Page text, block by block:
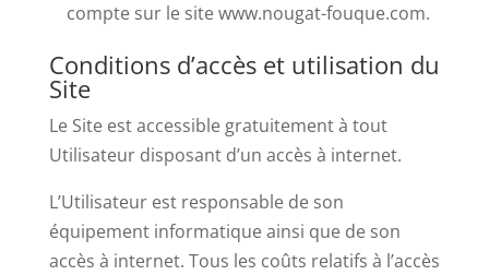
compte sur le site www.nougat-fouque.com.
Conditions d’accès et utilisation du
Site
Le Site est accessible gratuitement à tout
Utilisateur disposant d’un accès à internet.
L’Utilisateur est responsable de son
équipement informatique ainsi que de son
accès à internet. Tous les coûts relatifs à l’accès